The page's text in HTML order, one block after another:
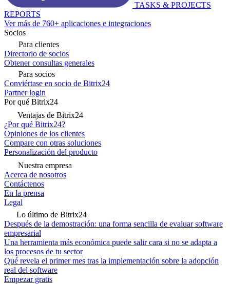
TASKS & PROJECTS
REPORTS
Ver más de 760+ aplicaciones e integraciones
Socios
Para clientes
Directorio de socios
Obtener consultas generales
Para socios
Conviértase en socio de Bitrix24
Partner login
Por qué Bitrix24
Ventajas de Bitrix24
¿Por qué Bitrix24?
Opiniones de los clientes
Compare con otras soluciones
Personalización del producto
Nuestra empresa
Acerca de nosotros
Contáctenos
En la prensa
Legal
Lo último de Bitrix24
Después de la demostración: una forma sencilla de evaluar software
empresarial
Una herramienta más económica puede salir cara si no se adapta a
los procesos de tu sector
Qué revela el primer mes tras la implementación sobre la adopción
real del software
Empezar gratis